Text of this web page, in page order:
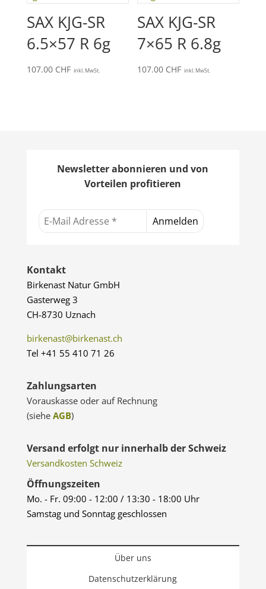
SAX KJG-SR
6.5×57 R 6g
107.00 CHF inkl. MwSt.
SAX KJG-SR
7×65 R 6.8g
107.00 CHF inkl. MwSt.
Newsletter abonnieren und von
Vorteilen profitieren
Kontakt
Birkenast Natur GmbH
Gasterweg 3
CH-8730 Uznach
birkenast@birkenast.ch
Tel +41 55 410 71 26
Zahlungsarten
Vorauskasse oder auf Rechnung
(siehe AGB)
Versand erfolgt nur innerhalb der Schweiz
Versandkosten Schweiz
Öffnungszeiten
Mo. - Fr. 09:00 - 12:00 / 13:30 - 18:00 Uhr
Samstag und Sonntag geschlossen
Über uns
Datenschutzerklärung